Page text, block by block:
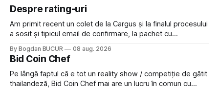
Despre rating-uri
Am primit recent un colet de la Cargus și la finalul procesului
a sosit și tipicul email de confirmare, la pachet cu
feedback-ului și eram în toate bune, de data asta am dat
click să le las un rating. Un 5
By Bogdan BUCUR 08 aug. 2026
Bid Coin Chef
Pe lângă faptul că e tot un reality show / competiție de gătit
thailandeză, Bid Coin Chef mai are un lucru în comun cu